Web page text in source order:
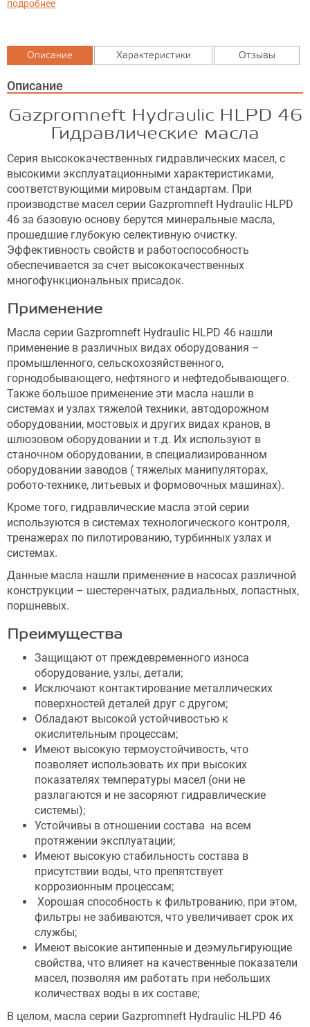
подробнее
Описание Характеристики Отзывы
Описание
Gazpromneft Hydraulic HLPD 46
Гидравлические масла
Серия высококачественных гидравлических масел, с
высокими эксплуатационными характеристиками,
соответствующими мировым стандартам. При
производстве масел серии Gazpromneft Hydraulic HLPD
46 за базовую основу берутся минеральные масла,
прошедшие глубокую селективную очистку.
Эффективность свойств и работоспособность
обеспечивается за счет высококачественных
многофункциональных присадок.
Применение
Масла серии Gazpromneft Hydraulic HLPD 46 нашли
применение в различных видах оборудования –
промышленного, сельскохозяйственного,
горнодобывающего, нефтяного и нефтедобывающего.
Также большое применение эти масла нашли в
системах и узлах тяжелой техники, автодорожном
оборудовании, мостовых и других видах кранов, в
шлюзовом оборудовании и т.д. Их используют в
станочном оборудовании, в специализированном
оборудовании заводов ( тяжелых манипуляторах,
робото-технике, литьевых и формовочных машинах).
Кроме того, гидравлические масла этой серии
используются в системах технологического контроля,
тренажерах по пилотированию, турбинных узлах и
системах.
Данные масла нашли применение в насосах различной
конструкции – шестеренчатых, радиальных, лопастных,
поршневых.
Преимущества
Защищают от преждевременного износа
оборудование, узлы, детали;
Исключают контактирование металлических
поверхностей деталей друг с другом;
Обладают высокой устойчивостью к
окислительным процессам;
Имеют высокую термоустойчивость, что
позволяет использовать их при высоких
показателях температуры масел (они не
разлагаются и не засоряют гидравлические
системы);
Устойчивы в отношении состава на всем
протяжении эксплуатации;
Имеют высокую стабильность состава в
присутствии воды, что препятствует
коррозионным процессам;
Хорошая способность к фильтрованию, при этом,
фильтры не забиваются, что увеличивает срок их
службы;
Имеют высокие антипенные и деэмульгирующие
свойства, что влияет на качественные показатели
масел, позволяя им работать при небольших
количествах воды в их составе;
В целом, масла серии Gazpromneft Hydraulic HLPD 46